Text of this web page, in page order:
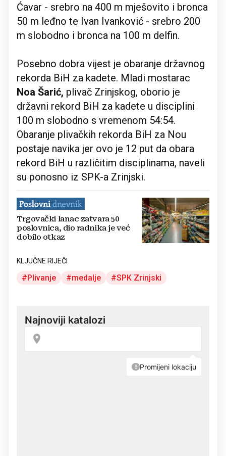
Ćavar - srebro na 400 m mješovito i bronca
50 m leđno te Ivan Ivanković - srebro 200
m slobodno i bronca na 100 m delfin.
Posebno dobra vijest je obaranje državnog
rekorda BiH za kadete. Mladi mostarac
Noa Šarić, plivač Zrinjskog, oborio je
državni rekord BiH za kadete u disciplini
100 m slobodno s vremenom 54:54.
Obaranje plivačkih rekorda BiH za Nou
postaje navika jer ovo je 12 put da obara
rekord BiH u različitim disciplinama, naveli
su ponosno iz SPK-a Zrinjski.
Trgovački lanac zatvara 50
poslovnica, dio radnika je već
dobilo otkaz
KLJUČNE RIJEČI
Plivanje medalje SPK Zrinjski